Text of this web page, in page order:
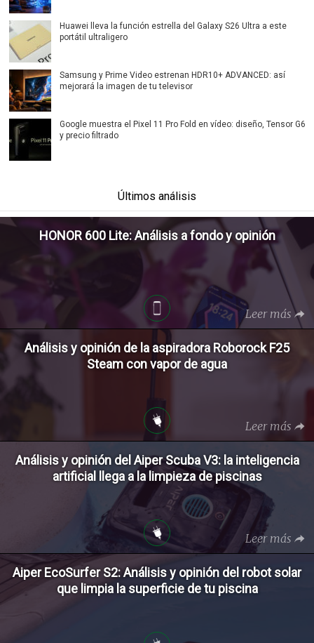
Huawei lleva la función estrella del Galaxy S26 Ultra a este
portátil ultraligero
Samsung y Prime Video estrenan HDR10+ ADVANCED: así
mejorará la imagen de tu televisor
Google muestra el Pixel 11 Pro Fold en vídeo: diseño, Tensor G6
y precio filtrado
Últimos análisis
HONOR 600 Lite: Análisis a fondo y opinión
Leer más
Análisis y opinión de la aspiradora Roborock F25
Steam con vapor de agua
Leer más
Análisis y opinión del Aiper Scuba V3: la inteligencia
artificial llega a la limpieza de piscinas
Leer más
Aiper EcoSurfer S2: Análisis y opinión del robot solar
que limpia la superficie de tu piscina